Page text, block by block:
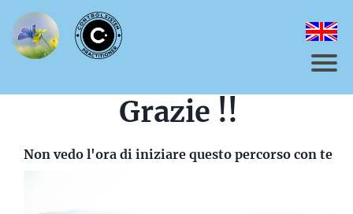
Grazie !!
Non vedo l'ora di iniziare questo percorso con te